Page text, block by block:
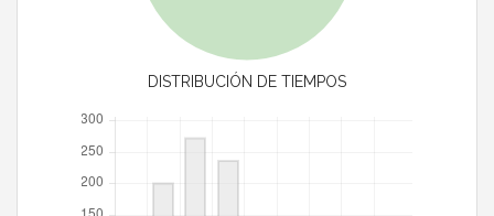
DISTRIBUCIÓN DE TIEMPOS